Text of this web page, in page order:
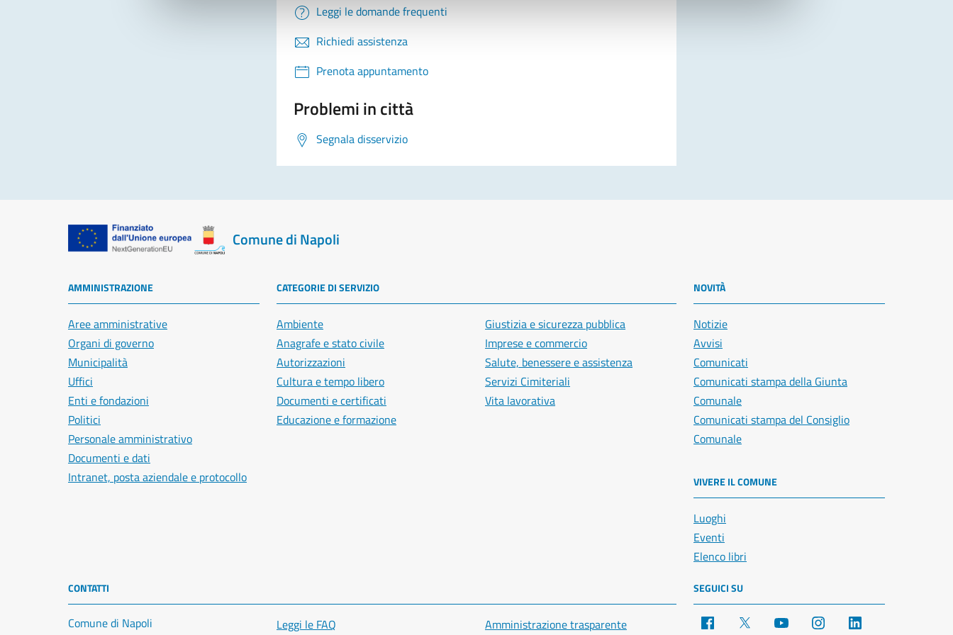
Leggi le domande frequenti
Richiedi assistenza
Prenota appuntamento
Problemi in città
Segnala disservizio
Comune di Napoli
AMMINISTRAZIONE
Aree amministrative
Organi di governo
Municipalità
Uffici
Enti e fondazioni
Politici
Personale amministrativo
Documenti e dati
Intranet, posta aziendale e protocollo
CATEGORIE DI SERVIZIO
Ambiente
Anagrafe e stato civile
Autorizzazioni
Cultura e tempo libero
Documenti e certificati
Educazione e formazione
Giustizia e sicurezza pubblica
Imprese e commercio
Salute, benessere e assistenza
Servizi Cimiteriali
Vita lavorativa
NOVITÀ
Notizie
Avvisi
Comunicati
Comunicati stampa della Giunta
Comunale
Comunicati stampa del Consiglio
Comunale
VIVERE IL COMUNE
Luoghi
Eventi
Elenco libri
CONTATTI
Comune di Napoli
Leggi le FAQ Amministrazione trasparente
SEGUICI SU
Facebook YouTube Instagram